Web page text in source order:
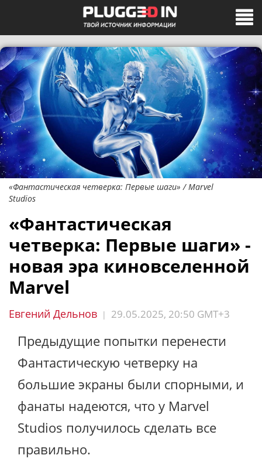
«Фантастическая четверка: Первые шаги» / Marvel
Studios
«Фантастическая
четверка: Первые шаги» -
новая эра киновселенной
Marvel
Евгений Дельнов | 29.05.2025, 20:50 GMT+3
Предыдущие попытки перенести
Фантастическую четверку на
большие экраны были спорными, и
фанаты надеются, что у Marvel
Studios получилось сделать все
правильно.